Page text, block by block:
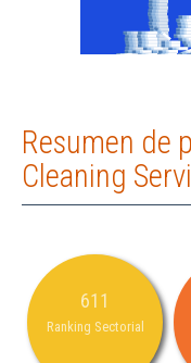
Resumen de
Cleaning
611
Ranking Sectorial